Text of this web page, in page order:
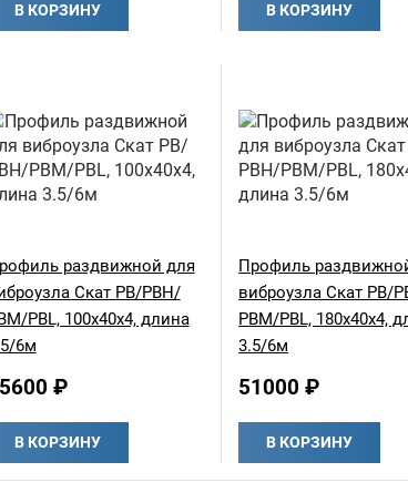
В КОРЗИНУ В КОРЗИНУ
раздвижной для
Скат РВ/РВН/
PBL, 100х40х4, длина
6м
₽
В КОРЗИНУ
Профиль
виброузла Скат РВ/
РВМ/PBL, 180х40х4,
3.5/6м
51000 ₽
В КОРЗИНУ